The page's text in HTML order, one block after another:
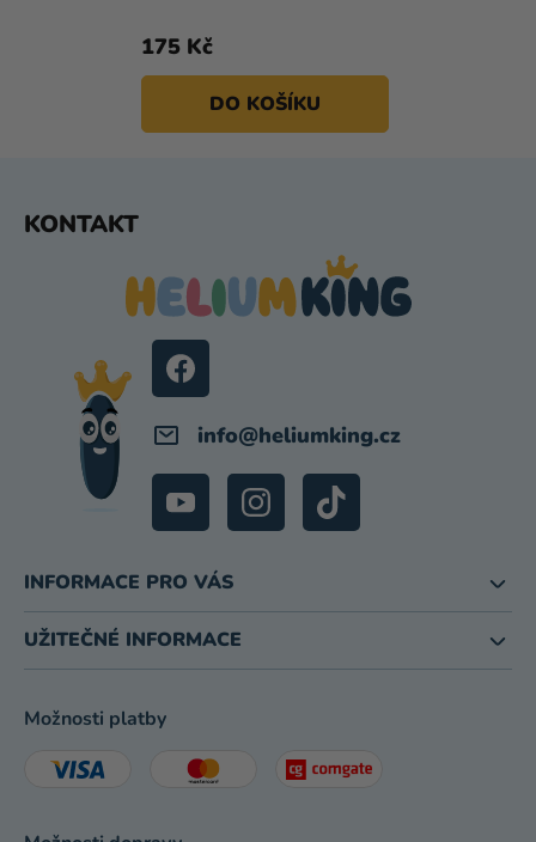
175 Kč
DO KOŠÍKU
KONTAKT
info@heliumking.cz
INFORMACE PRO VÁS
UŽITEČNÉ INFORMACE
Možnosti platby